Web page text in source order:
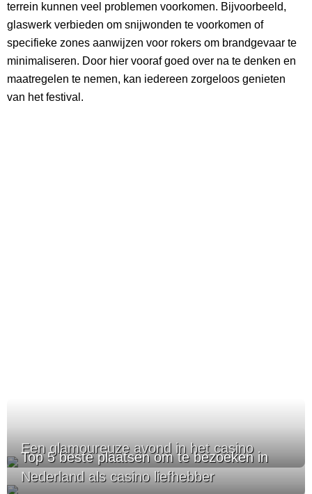
terrein kunnen veel problemen voorkomen. Bijvoorbeeld,
glaswerk verbieden om snijwonden te voorkomen of
specifieke zones aanwijzen voor rokers om brandgevaar te
minimaliseren. Door hier vooraf goed over na te denken en
maatregelen te nemen, kan iedereen zorgeloos genieten
van het festival.
Een glamoureuze avond in het casino
Top 5 beste plaatsen om te bezoeken in
Nederland als casino liefhebber